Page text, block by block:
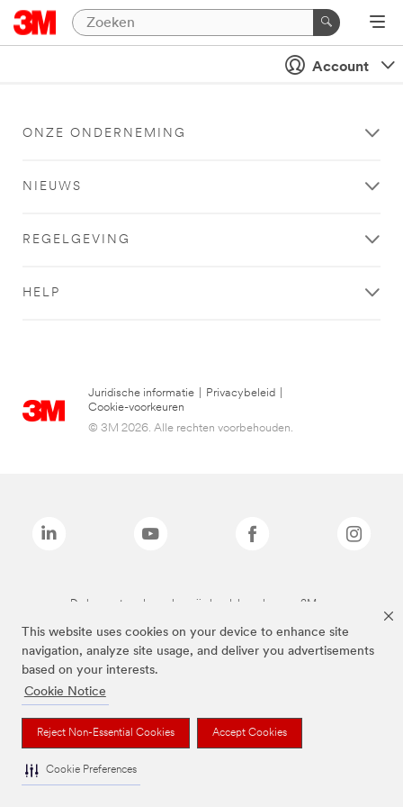
This website uses cookies on your device to enhance site
navigation, analyze site usage, and deliver you advertisements
based on your interests.
Cookie Notice
Reject Non-Essential Cookies Accept Cookies
Cookie Preferences
Account
ONZE ONDERNEMING
NIEUWS
REGELGEVING
HELP
Juridische informatie Privacybeleid
Cookie-voorkeuren
© 3M 2026. Alle rechten voorbehouden.
De bovenstaande merken zijn handelsmerken van 3M.we